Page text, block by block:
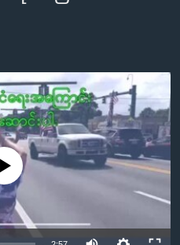
ျား
currently available